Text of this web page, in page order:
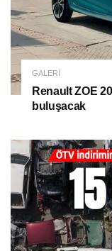
GALERI
Renault ZOE
buluşacak